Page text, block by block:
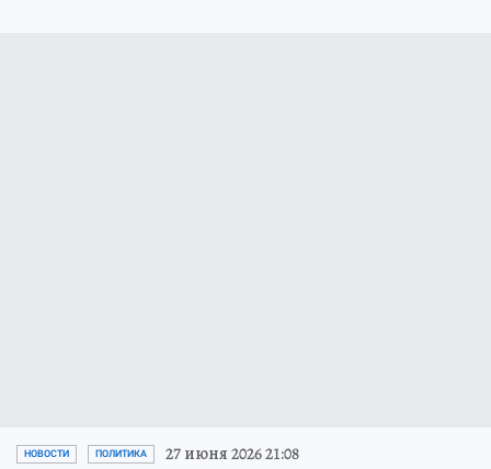
НОВОСТИ ПОЛИТИКА 27 июня 2026 21:08